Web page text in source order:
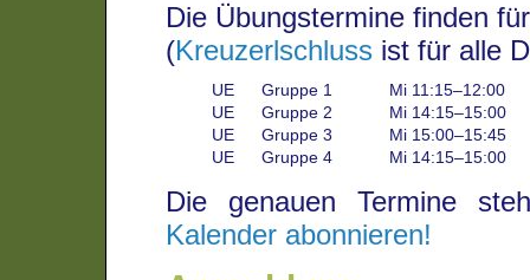
Die Übungstermine finden
(Kreuzerlschluss ist für alle
UE Gruppe 1
Mi 11:15–12:00
UE
Gruppe 2
Mi 14:15–15:00
UE
Gruppe 3
Mi 15:00–15:45
UE
Gruppe 4 Mi 14:15–15:00
Die genauen Termine
Kalender abonnieren!